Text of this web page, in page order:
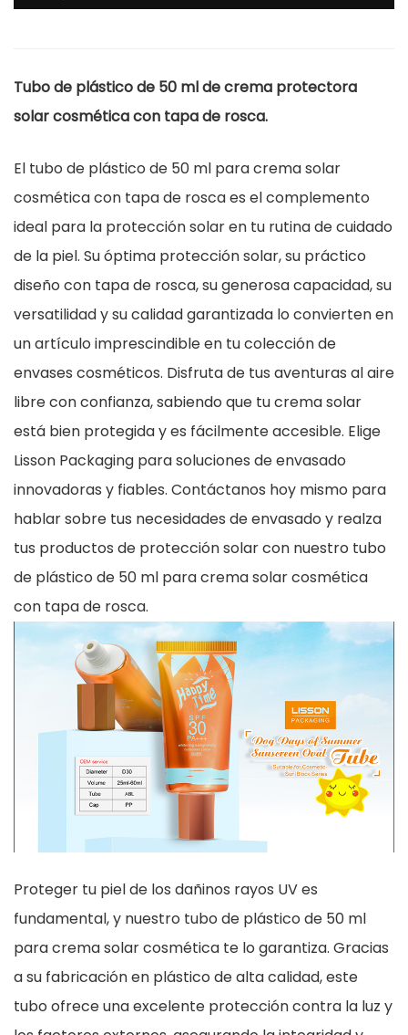
Tubo de plástico de 50 ml de crema protectora
solar cosmética con tapa de rosca.
El tubo de plástico de 50 ml para crema solar
cosmética con tapa de rosca es el complemento
ideal para la protección solar en tu rutina de cuidado
de la piel. Su óptima protección solar, su práctico
diseño con tapa de rosca, su generosa capacidad, su
versatilidad y su calidad garantizada lo convierten en
un artículo imprescindible en tu colección de
envases cosméticos. Disfruta de tus aventuras al aire
libre con confianza, sabiendo que tu crema solar
está bien protegida y es fácilmente accesible. Elige
Lisson Packaging para soluciones de envasado
innovadoras y fiables. Contáctanos hoy mismo para
hablar sobre tus necesidades de envasado y realza
tus productos de protección solar con nuestro tubo
de plástico de 50 ml para crema solar cosmética
con tapa de rosca.
Proteger tu piel de los dañinos rayos UV es
fundamental, y nuestro tubo de plástico de 50 ml
para crema solar cosmética te lo garantiza. Gracias
a su fabricación en plástico de alta calidad, este
tubo ofrece una excelente protección contra la luz y